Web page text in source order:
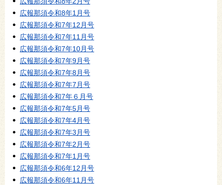
広報那須令和8年1月号
広報那須令和7年12月号
広報那須令和7年11月号
広報那須令和7年10月号
広報那須令和7年9月号
広報那須令和7年8月号
広報那須令和7年7月号
広報那須令和7年６月号
広報那須令和7年5月号
広報那須令和7年4月号
広報那須令和7年3月号
広報那須令和7年2月号
広報那須令和7年1月号
広報那須令和6年12月号
広報那須令和6年11月号